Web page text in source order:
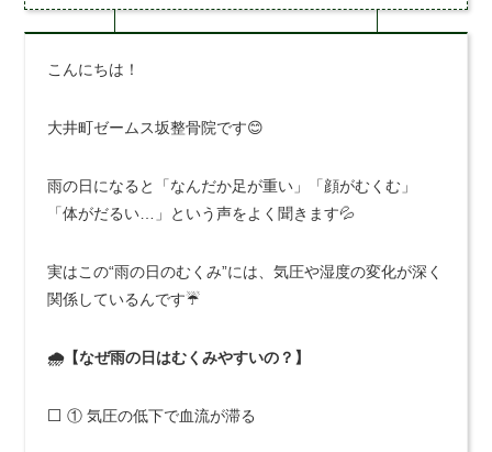
こんにちは！
大井町ゼームス坂整骨院です😊
雨の日になると「なんだか足が重い」「顔がむくむ」
「体がだるい…」という声をよく聞きます💦
実はこの“雨の日のむくみ”には、気圧や湿度の変化が深く
関係しているんです☔
🌧️【なぜ雨の日はむくみやすいの？】
⬜ ① 気圧の低下で血流が滞る